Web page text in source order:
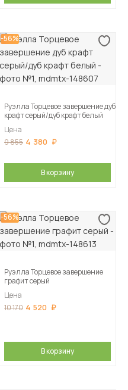
-56%
Руэлла Торцевое завершение дуб
крафт серый/дуб крафт белый
Цена
9 855 4 380
В корзину
-56%
Руэлла Торцевое завершение
графит серый
Цена
10 170 4 520
В корзину